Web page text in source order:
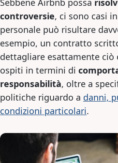
controversie, ci sono casi
personale può risultare
esempio, un contratto
dettagliare esattamente ciò
ospiti in termini di
responsabilità, oltre a
politiche riguardo a danni,
condizioni particolari.